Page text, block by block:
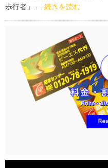
歩行者」 ... 続きを読む